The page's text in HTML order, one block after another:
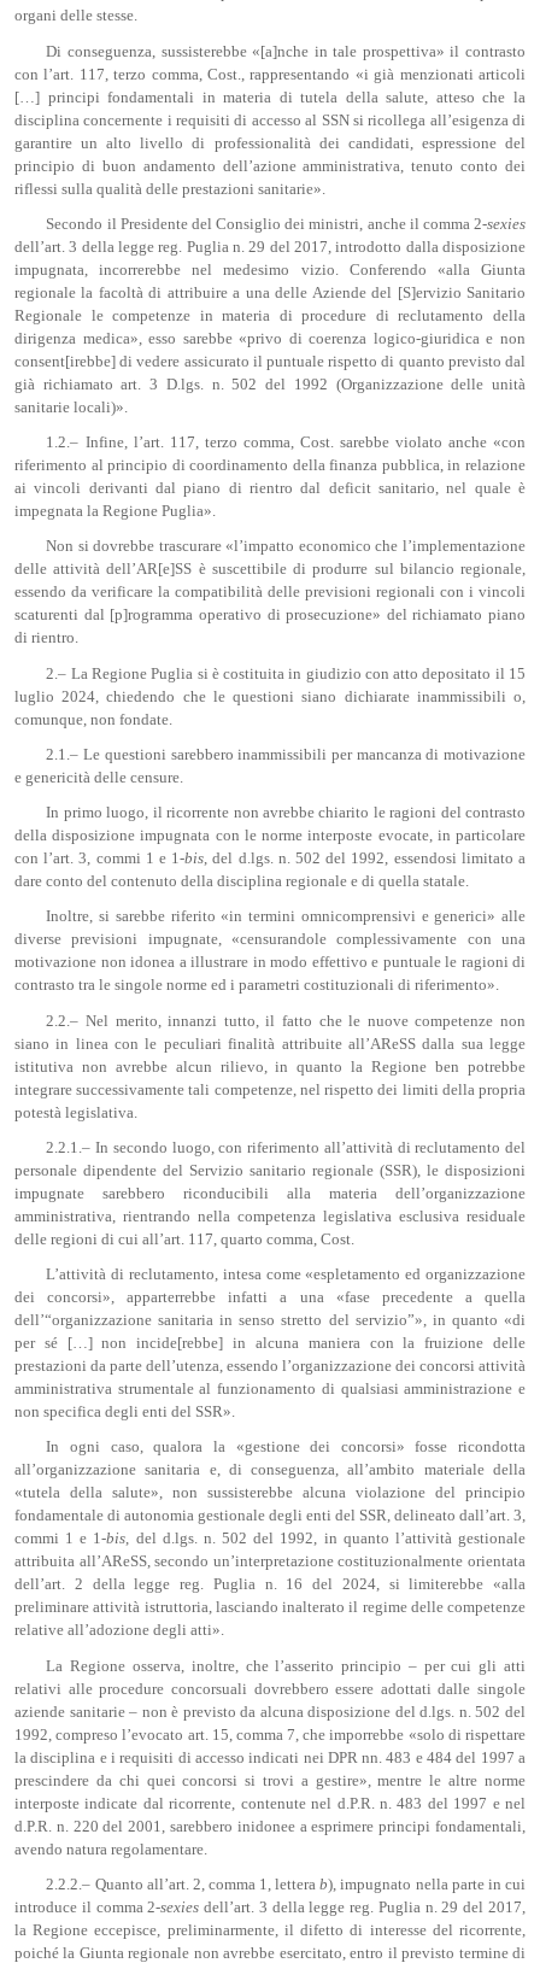
organi delle stesse.
Di conseguenza, sussisterebbe «[a]nche in tale prospettiva» il contrasto
con l’art. 117, terzo comma, Cost., rappresentando «i già menzionati articoli
[…] principi fondamentali in materia di tutela della salute, atteso che la
disciplina concernente i requisiti di accesso al SSN si ricollega all’esigenza di
garantire un alto livello di professionalità dei candidati, espressione del
principio di buon andamento dell’azione amministrativa, tenuto conto dei
riflessi sulla qualità delle prestazioni sanitarie».
Secondo il Presidente del Consiglio dei ministri, anche il comma 2-sexies
dell’art. 3 della legge reg. Puglia n. 29 del 2017, introdotto dalla disposizione
impugnata, incorrerebbe nel medesimo vizio. Conferendo «alla Giunta
regionale la facoltà di attribuire a una delle Aziende del [S]ervizio Sanitario
Regionale le competenze in materia di procedure di reclutamento della
dirigenza medica», esso sarebbe «privo di coerenza logico-giuridica e non
consent[irebbe] di vedere assicurato il puntuale rispetto di quanto previsto dal
già richiamato art. 3 D.lgs. n. 502 del 1992 (Organizzazione delle unità
sanitarie locali)».
1.2.– Infine, l’art. 117, terzo comma, Cost. sarebbe violato anche «con
riferimento al principio di coordinamento della finanza pubblica, in relazione
ai vincoli derivanti dal piano di rientro dal deficit sanitario, nel quale è
impegnata la Regione Puglia».
Non si dovrebbe trascurare «l’impatto economico che l’implementazione
delle attività dell’AR[e]SS è suscettibile di produrre sul bilancio regionale,
essendo da verificare la compatibilità delle previsioni regionali con i vincoli
scaturenti dal [p]rogramma operativo di prosecuzione» del richiamato piano
di rientro.
2.– La Regione Puglia si è costituita in giudizio con atto depositato il 15
luglio 2024, chiedendo che le questioni siano dichiarate inammissibili o,
comunque, non fondate.
2.1.– Le questioni sarebbero inammissibili per mancanza di motivazione
e genericità delle censure.
In primo luogo, il ricorrente non avrebbe chiarito le ragioni del contrasto
della disposizione impugnata con le norme interposte evocate, in particolare
con l’art. 3, commi 1 e 1-bis, del d.lgs. n. 502 del 1992, essendosi limitato a
dare conto del contenuto della disciplina regionale e di quella statale.
Inoltre, si sarebbe riferito «in termini omnicomprensivi e generici» alle
diverse previsioni impugnate, «censurandole complessivamente con una
motivazione non idonea a illustrare in modo effettivo e puntuale le ragioni di
contrasto tra le singole norme ed i parametri costituzionali di riferimento».
2.2.– Nel merito, innanzi tutto, il fatto che le nuove competenze non
siano in linea con le peculiari finalità attribuite all’AReSS dalla sua legge
istitutiva non avrebbe alcun rilievo, in quanto la Regione ben potrebbe
integrare successivamente tali competenze, nel rispetto dei limiti della propria
potestà legislativa.
2.2.1.– In secondo luogo, con riferimento all’attività di reclutamento del
personale dipendente del Servizio sanitario regionale (SSR), le disposizioni
impugnate sarebbero riconducibili alla materia dell’organizzazione
amministrativa, rientrando nella competenza legislativa esclusiva residuale
delle regioni di cui all’art. 117, quarto comma, Cost.
L’attività di reclutamento, intesa come «espletamento ed organizzazione
dei concorsi», apparterrebbe infatti a una «fase precedente a quella
dell’“organizzazione sanitaria in senso stretto del servizio”», in quanto «di
per sé […] non incide[rebbe] in alcuna maniera con la fruizione delle
prestazioni da parte dell’utenza, essendo l’organizzazione dei concorsi attività
amministrativa strumentale al funzionamento di qualsiasi amministrazione e
non specifica degli enti del SSR».
In ogni caso, qualora la «gestione dei concorsi» fosse ricondotta
all’organizzazione sanitaria e, di conseguenza, all’ambito materiale della
«tutela della salute», non sussisterebbe alcuna violazione del principio
fondamentale di autonomia gestionale degli enti del SSR, delineato dall’art. 3,
commi 1 e 1-bis, del d.lgs. n. 502 del 1992, in quanto l’attività gestionale
attribuita all’AReSS, secondo un’interpretazione costituzionalmente orientata
dell’art. 2 della legge reg. Puglia n. 16 del 2024, si limiterebbe «alla
preliminare attività istruttoria, lasciando inalterato il regime delle competenze
relative all’adozione degli atti».
La Regione osserva, inoltre, che l’asserito principio – per cui gli atti
relativi alle procedure concorsuali dovrebbero essere adottati dalle singole
aziende sanitarie – non è previsto da alcuna disposizione del d.lgs. n. 502 del
1992, compreso l’evocato art. 15, comma 7, che imporrebbe «solo di rispettare
la disciplina e i requisiti di accesso indicati nei DPR nn. 483 e 484 del 1997 a
prescindere da chi quei concorsi si trovi a gestire», mentre le altre norme
interposte indicate dal ricorrente, contenute nel d.P.R. n. 483 del 1997 e nel
d.P.R. n. 220 del 2001, sarebbero inidonee a esprimere principi fondamentali,
avendo natura regolamentare.
2.2.2.– Quanto all’art. 2, comma 1, letterab), impugnato nella parte in cui
introduce il comma 2-sexies dell’art. 3 della legge reg. Puglia n. 29 del 2017,
la Regione eccepisce, preliminarmente, il difetto di interesse del ricorrente,
poiché la Giunta regionale non avrebbe esercitato, entro il previsto termine di